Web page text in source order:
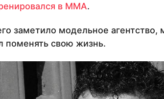
в MMA.
заметило модельное агентство,
поменять свою жизнь.